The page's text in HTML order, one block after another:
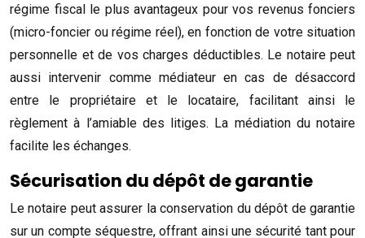
régime fiscal le plus avantageux pour vos revenus fonciers
(micro-foncier ou régime réel), en fonction de votre situation
personnelle et de vos charges déductibles. Le notaire peut
aussi intervenir comme médiateur en cas de désaccord
entre le propriétaire et le locataire, facilitant ainsi le
règlement à l’amiable des litiges. La médiation du notaire
facilite les échanges.
Sécurisation du dépôt de garantie
Le notaire peut assurer la conservation du dépôt de garantie
sur un compte séquestre, offrant ainsi une sécurité tant pour